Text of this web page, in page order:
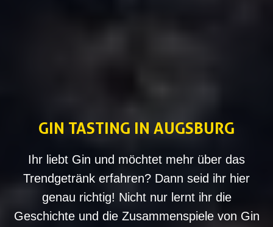
GIN TASTING IN AUGSBURG
Ihr liebt Gin und möchtet mehr über das
Trendgetränk erfahren? Dann seid ihr hier
genau richtig! Nicht nur lernt ihr die
Geschichte und die Zusammenspiele von Gin